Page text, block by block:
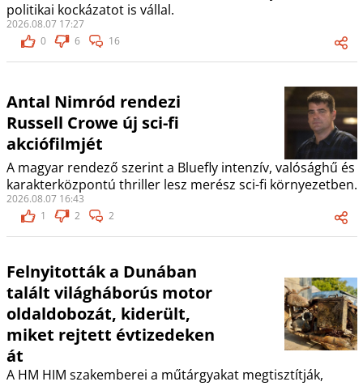
politikai kockázatot is vállal.
2026.08.07 17:27
0
6 16
Antal Nimród rendezi
Russell Crowe új sci-fi
akciófilmjét
A magyar rendező szerint a Bluefly intenzív, valósághű és
karakterközpontú thriller lesz merész sci-fi környezetben.
2026.08.07 16:43
1
2 2
Felnyitották a Dunában
talált világháborús motor
oldaldobozát, kiderült,
miket rejtett évtizedeken
át
A HM HIM szakemberei a műtárgyakat megtisztítják,